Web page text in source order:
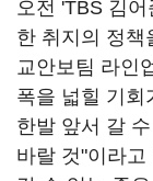
오전 'TBS 김
한 취지의 정책
교안보팀 라인
폭을 넓힐 기회
한발 앞서 갈
바랄 것"이라고